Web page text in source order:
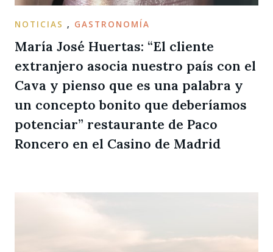
NOTICIAS , GASTRONOMÍA
María José Huertas: “El cliente
extranjero asocia nuestro país con el
Cava y pienso que es una palabra y
un concepto bonito que deberíamos
potenciar” restaurante de Paco
Roncero en el Casino de Madrid